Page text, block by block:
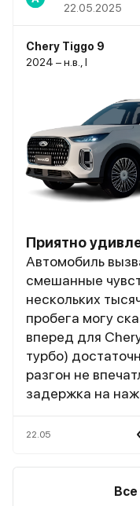
22.05.2025
Chery Tiggo 9
2024 – н.в., I
Приятно
Автомобиль
смешанные
нескольких
пробега могу
вперед для
турбо)
разгон не
задержка на
ступенчатый
при
топлива в
22.05